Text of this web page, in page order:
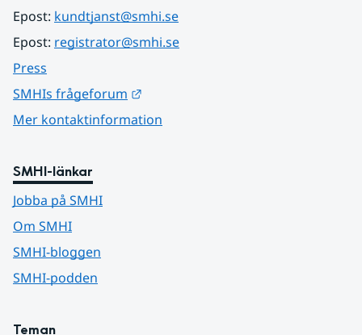
Epost: kundtjanst@smhi.se
Epost: registrator@smhi.se
Press
SMHIs frågeforum
Mer kontaktinformation
SMHI-länkar
Jobba på SMHI
Om SMHI
SMHI-bloggen
SMHI-podden
Teman